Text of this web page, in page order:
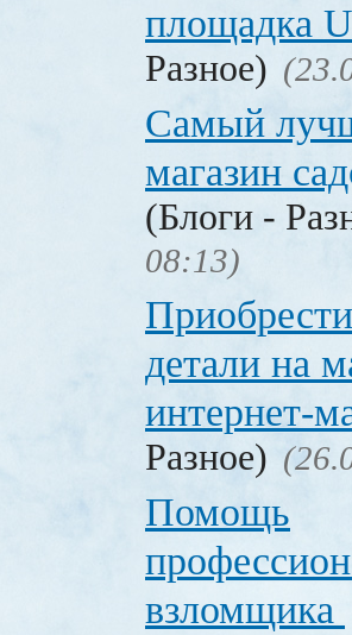
площадка
Разное)
Самый
магазин
(Блоги -
08:13)
детали на
интернет-
Разное)
Помощь
взломщика